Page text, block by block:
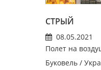
СТРЫЙ
08.05.2021
Полет на
Буковель /